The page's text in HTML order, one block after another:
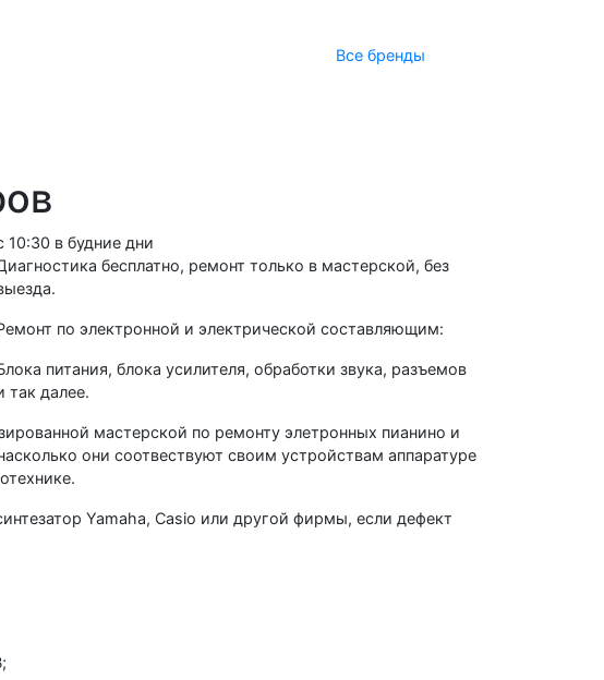
Все бренды
10:30 в будние дни
бесплатно, ремонт только в мастерской, без
по электронной и электрической составляющим:
питания, блока усилителя, обработки звука, разъемов
так далее.
мастерской по ремонту элетронных пианино и
они соотвествуют своим устройствам аппаратуре
Yamaha, Casio или другой фирмы, если дефект